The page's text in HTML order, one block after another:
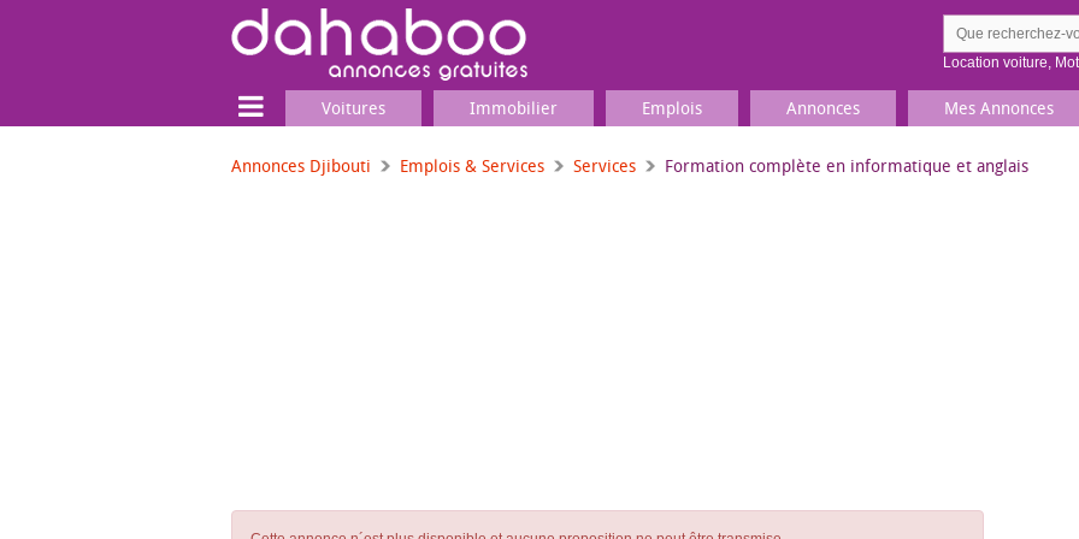
Location voiture,
Voitures Immobilier Emplois Annonces Mes Annonces
Annonces Djibouti Emplois & Services Services Formation complète en informatique et anglais